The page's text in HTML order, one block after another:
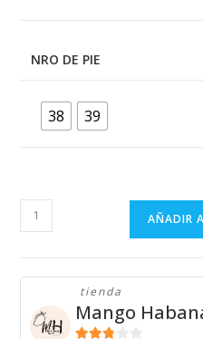
NRO DE PIE
38 39
CHANCLETAS
ROSAS
CHT49
AÑADIR
tienda
Mango